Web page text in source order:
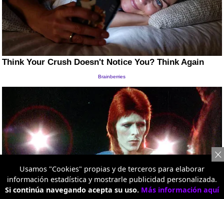
Usamos "Cookies" propias y de terceros para elaborar
información estadística y mostrarle publicidad personalizada.
Si continúa navegando acepta su uso. Más información aquí